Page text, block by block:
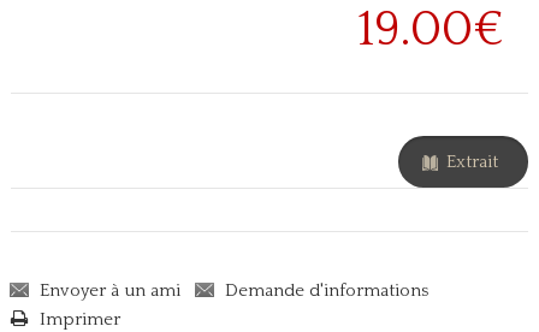
19.00€
Extrait
Envoyer à un ami
Demande d'informations
Imprimer